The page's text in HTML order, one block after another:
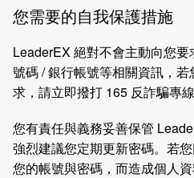
您需要的自我保護措施
LeaderEX 絕對不會主動向您
號碼 / 銀行帳號等相關資訊，
求，請立即撥打 165 反詐騙專
您有責任與義務妥善保管
強烈建議您定期更新密碼。若
您的帳號與密碼，而造成個人